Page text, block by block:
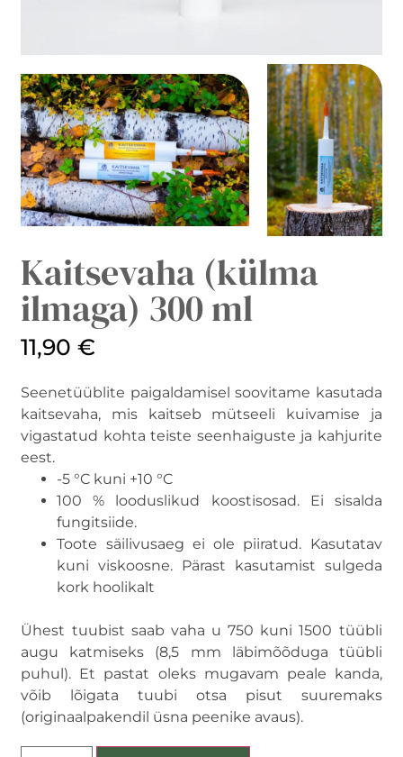
Kaitsevaha (külma
ilmaga) 300 ml
11,90€
Seenetüüblite paigaldamisel soovitame kasutada
kaitsevaha, mis kaitseb mütseeli kuivamise ja
vigastatud kohta teiste seenhaiguste ja kahjurite
eest.
-5 °C kuni +10 °C
100 % looduslikud koostisosad. Ei sisalda
fungitsiide.
Toote säilivusaeg ei ole piiratud. Kasutatav
kuni viskoosne. Pärast kasutamist sulgeda
kork hoolikalt
Ühest tuubist saab vaha u 750 kuni 1500 tüübli
augu katmiseks (8,5 mm läbimõõduga tüübli
puhul). Et pastat oleks mugavam peale kanda,
võib lõigata tuubi otsa pisut suuremaks
(originaalpakendil üsna peenike avaus).